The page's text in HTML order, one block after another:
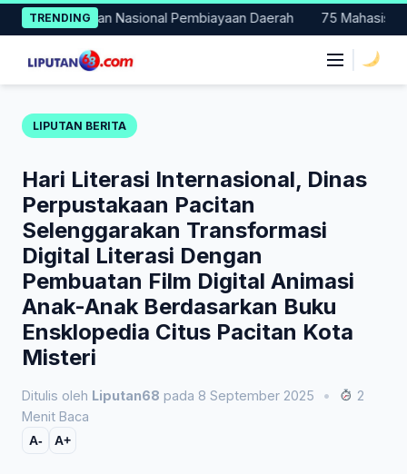
Skip
to
content
TRENDINGNasional Pembiayaan Daerah 75 Mahasiswa
LIPUTAN BERITA
Hari Literasi Internasional, Dinas
Perpustakaan Pacitan
Selenggarakan Transformasi
Digital Literasi Dengan
Pembuatan Film Digital Animasi
Anak-Anak Berdasarkan Buku
Ensklopedia Citus Pacitan Kota
Misteri
Ditulis oleh Liputan68 pada 8 September 2025 •
2
Menit Baca
A- A+